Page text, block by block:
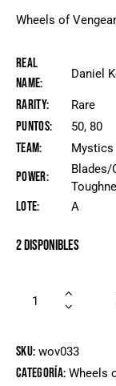
Wheels of
Real
Name
Daniel
Rarity Rare
Puntos 50, 80
Team Mystics
Power
Blades/
Lote A
2 disponibles
SKU: wov033
Categoría: Wheels